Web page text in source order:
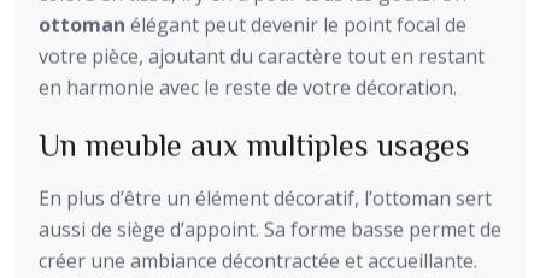
ottoman élégant peut devenir le point focal de
votre pièce, ajoutant du caractère tout en restant
en harmonie avec le reste de votre décoration.
Un meuble aux multiples usages
En plus d’être un élément décoratif, l’ottoman sert
aussi de siège d’appoint. Sa forme basse permet de
créer une ambiance décontractée et accueillante.